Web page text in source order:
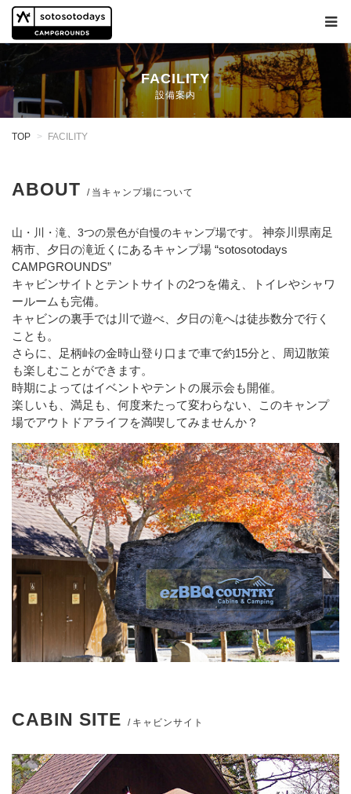
FACILITY
設備案内
TOP FACILITY
ABOUT 当キャンプ場について
山・川・滝、3つの景色が自慢のキャンプ場です。
神奈川県南足
柄市、夕日の滝近くにあるキャンプ場 “sotosotodays
CAMPGROUNDS”
キャビンサイトとテントサイトの2つを備え、トイレやシャワ
ールームも完備。
キャビンの裏手では川で遊べ、夕日の滝へは徒歩数分で行く
ことも。
さらに、足柄峠の金時山登り口まで車で約15分と、周辺散策
も楽しむことができます。
時期によってはイベントやテントの展示会も開催。
楽しいも、満足も、何度来たって変わらない、このキャンプ
場でアウトドアライフを満喫してみませんか？
CABIN SITE キャビンサイト